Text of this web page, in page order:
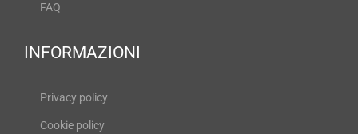
FAQ
INFORMAZIONI
Privacy policy
Cookie policy